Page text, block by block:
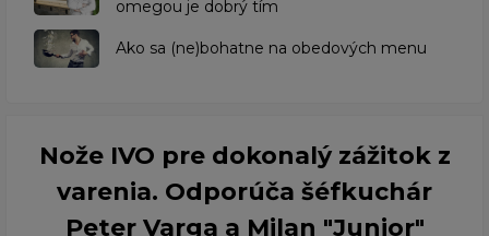
omegou je dobrý tím
​Ako sa (ne)bohatne na obedových menu
Nože IVO pre dokonalý zážitok z
varenia. Odporúča šéfkuchár
Peter Varga a Milan "Junior"